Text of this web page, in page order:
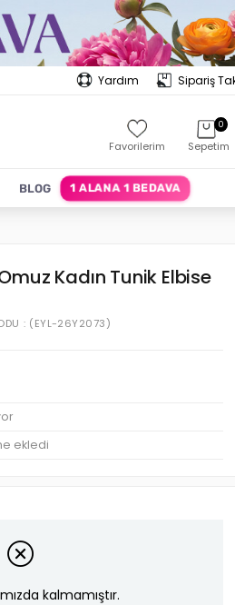
Yardım Sipariş
Sepetim
0
Favorilerim
BLOG 1 ALANA 1 BEDAVA
Kadın Tunik Elbise
(EYL-26Y2073)
ekledi
kalmamıştır.